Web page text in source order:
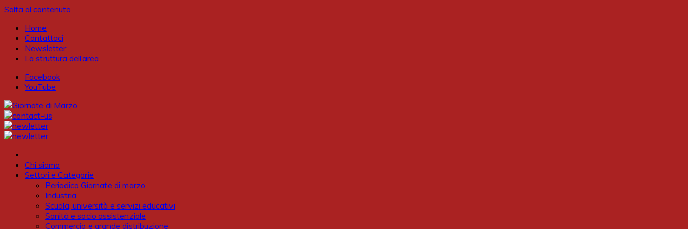
Salta al contenuto
Home
Contattaci
Newsletter
La struttura dell’area
Facebook
YouTube
Chi siamo
Settori e Categorie
Periodico Giornate di marzo
Industria
Scuola, università e servizi educativi
Sanità e socio assistenziale
Commercio e grande distribuzione